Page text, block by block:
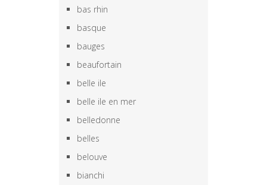
bas rhin
basque
bauges
beaufortain
belle ile
belle ile en mer
belledonne
belles
belouve
bianchi